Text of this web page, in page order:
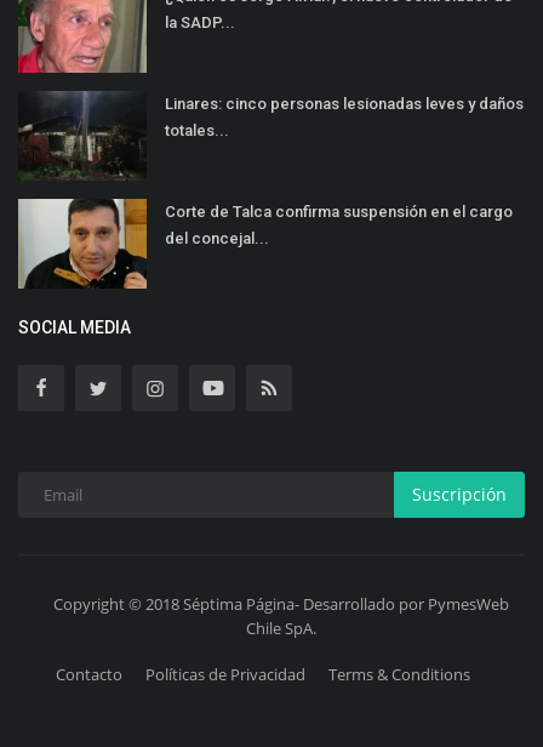
la SADP...
Linares: cinco personas lesionadas leves y daños
totales...
Corte de Talca confirma suspensión en el cargo
del concejal...
SOCIAL MEDIA
Suscripción
Copyright © 2018 Séptima Página- Desarrollado por PymesWeb
Chile SpA.
Contacto Políticas de Privacidad Terms & Conditions